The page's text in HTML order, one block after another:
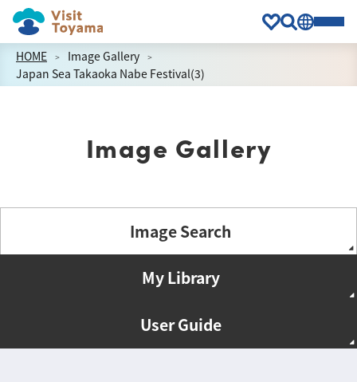
HOME
Image Gallery
Japan Sea Takaoka Nabe Festival(3)
Image Gallery
Image Search
My Library
User Guide